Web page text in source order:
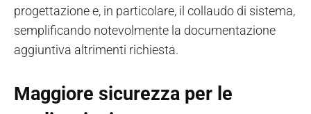
progettazione e, in particolare, il collaudo di sistema,
semplificando notevolmente la documentazione
aggiuntiva altrimenti richiesta.
Maggiore sicurezza per le